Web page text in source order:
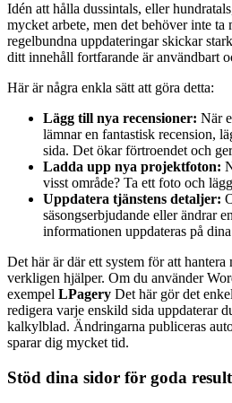
Idén att hålla dussintals, eller
mycket arbete, men det behöver inte ta
regelbundna uppdateringar skickar
ditt innehåll fortfarande är användbart
Här är några enkla sätt att göra detta:
Lägg till nya recensioner: När
lämnar en fantastisk recension,
sida. Det ökar förtroendet och
Ladda upp nya projektfoton:
visst område? Ta ett foto och
Uppdatera tjänstens detaljer:
säsongserbjudande eller ändrar
informationen uppdateras på
Det här är där ett system för att
verkligen hjälper. Om du använder
exempel LPagery Det här gör det
redigera varje enskild sida uppdaterar
kalkylblad. Ändringarna publiceras
sparar dig mycket tid.
Stöd dina sidor för goda